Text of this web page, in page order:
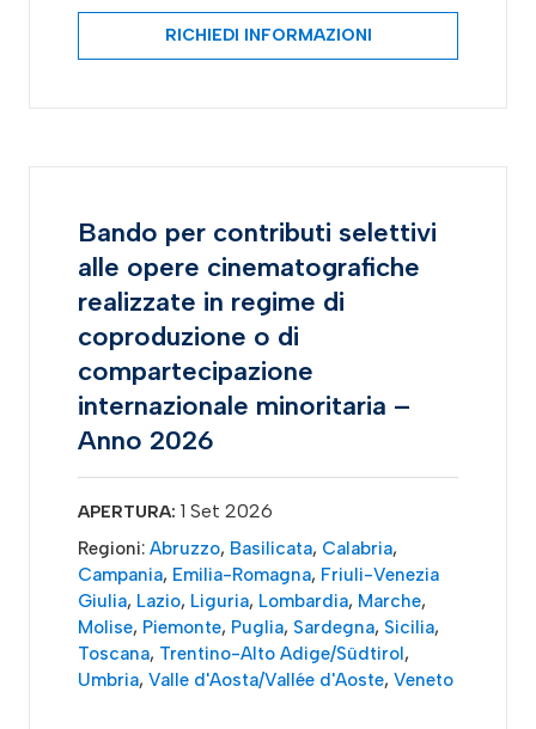
RICHIEDI INFORMAZIONI
Bando per contributi selettivi
alle opere cinematografiche
realizzate in regime di
coproduzione o di
compartecipazione
internazionale minoritaria –
Anno 2026
APERTURA: 1 Set 2026
Regioni: Abruzzo, Basilicata, Calabria,
Campania, Emilia-Romagna, Friuli-Venezia
Giulia, Lazio, Liguria, Lombardia, Marche,
Molise, Piemonte, Puglia, Sardegna, Sicilia,
Toscana, Trentino-Alto Adige/Südtirol,
Umbria, Valle d'Aosta/Vallée d'Aoste, Veneto